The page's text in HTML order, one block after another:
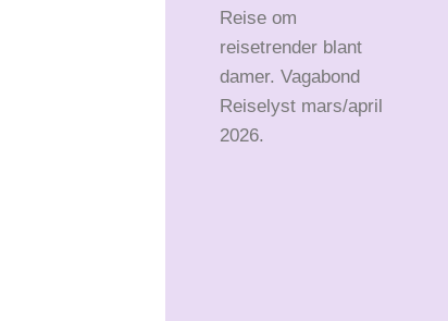
Reise om
reisetrender blant
damer. Vagabond
Reiselyst mars/april
2026.